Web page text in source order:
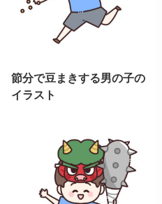
節分で豆まきする男の子の
イラスト